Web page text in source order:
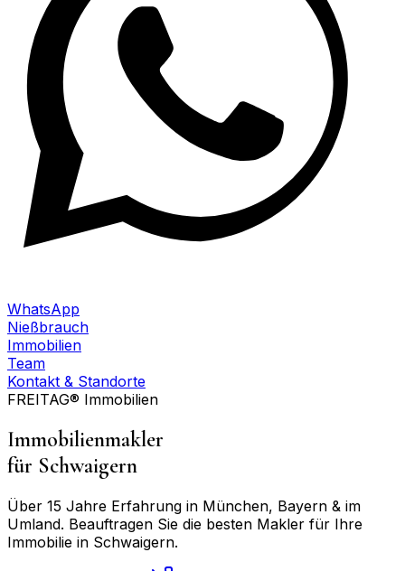
WhatsApp
Nießbrauch
Immobilien
Team
Kontakt & Standorte
FREITAG® Immobilien
Immobilienmakler
für Schwaigern
Über 15 Jahre Erfahrung in München, Bayern & im
Umland. Beauftragen Sie die besten Makler für Ihre
Immobilie in Schwaigern.